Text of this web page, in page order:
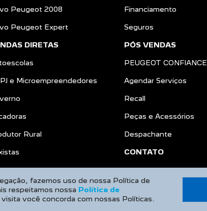
Peugeot 2008
Peugeot Expert
DIRETAS
e Microempreendedores
Rural
Financiamento
Seguros
PÓS VENDAS
PEUGEOT CONFIANCE
Agendar Serviços
Recall
Peças e Acessórios
Despachante
CONTATO
Desenvolvido pela DEALERSPACE ® Direitos Reservados.
fazemos uso de nossa Política de
respeitamos nossa Política de
você concorda com nossas Políticas.